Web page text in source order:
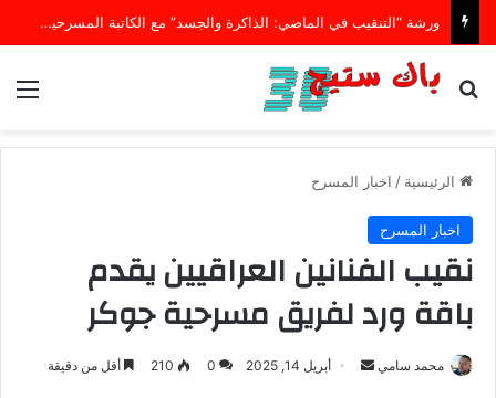
ورشة “التنقيب في الماضي: الذاكرة والجسد” مع الكاتبة المسرحية تامي رايان
بحث عن
الرئيسية / اخبار المسرح
اخبار المسرح
نقيب الفنانين العراقيين يقدم
باقة ورد لفريق مسرحية جوكر
محمد سامي
أرسل أبريل 14, 2025 0
210 أقل من دقيقة